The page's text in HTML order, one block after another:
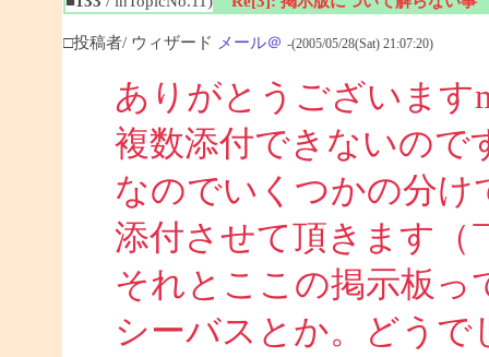
□投稿者/ ウィザード メール＠ -(2005/05/28(Sat) 21:07:20)
ありがとうございます
複数添付できないので
なのでいくつかの分け
添付させて頂きます（
それとここの掲示板っ
シーバスとか。どうで